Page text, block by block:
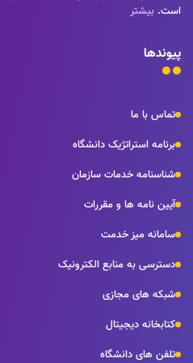
است. بیشتر
پیوندها
تماس با ما
برنامه استراتژیک دانشگاه
شناسنامه خدمات سازمان
آیین نامه ها و مقررات
سامانه میز خدمت
دسترسی به منابع الکترونیک
شبکه های مجازی
کتابخانه دیجیتال
تلفن های دانشگاه